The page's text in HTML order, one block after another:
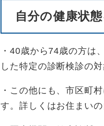
自分の健康状
・40歳から74歳の方は
した特定の診断検診の
・この他にも、市区町
す。詳しくはお住まい